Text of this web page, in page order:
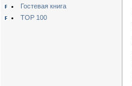
Гостевая книга
TOP 100